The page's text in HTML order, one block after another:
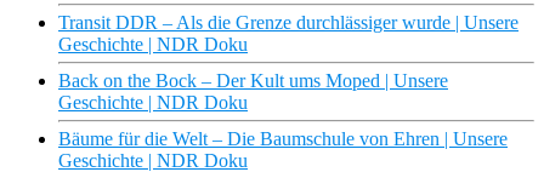
Transit DDR – Als die Grenze durchlässiger wurde | Unsere
Geschichte | NDR Doku
Back on the Bock – Der Kult ums Moped | Unsere
Geschichte | NDR Doku
Bäume für die Welt – Die Baumschule von Ehren | Unsere
Geschichte | NDR Doku